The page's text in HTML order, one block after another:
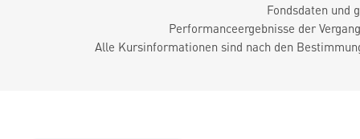
Fondsdaten und
Performanceergebnisse der
Alle Kursinformationen sind nach den